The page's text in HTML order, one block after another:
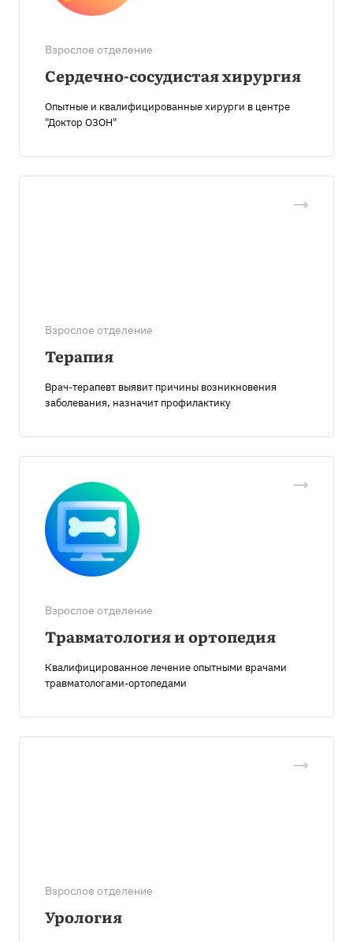
Взрослое отделение
Сердечно-сосудистая хирургия
Опытные и квалифицированные хирурги в центре
"Доктор ОЗОН"
Взрослое отделение
Терапия
Врач-терапевт выявит причины возникновения
заболевания, назначит профилактику
Взрослое отделение
Травматология и ортопедия
Квалифицированное лечение опытными врачами
травматологами-ортопедами
Взрослое отделение
Урология